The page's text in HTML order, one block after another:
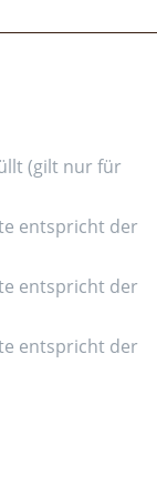
(gilt nur für
entspricht der
entspricht der
entspricht der